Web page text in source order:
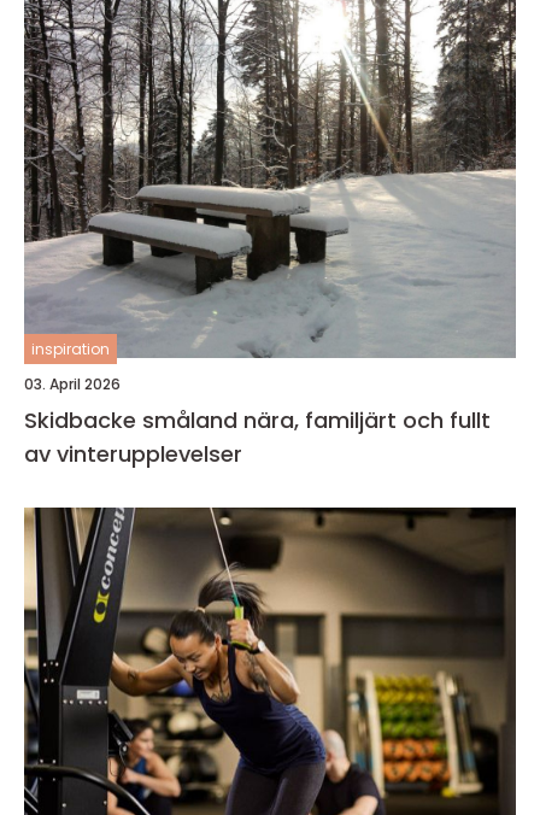
inspiration
03. April 2026
Skidbacke småland nära, familjärt och fullt
av vinterupplevelser